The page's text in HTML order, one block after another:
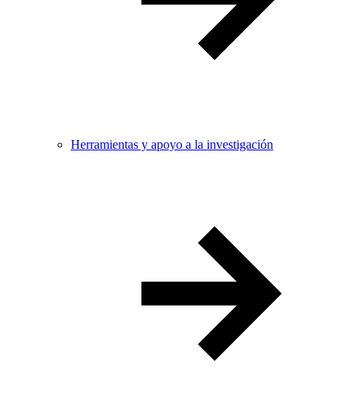
Herramientas y apoyo a la investigación